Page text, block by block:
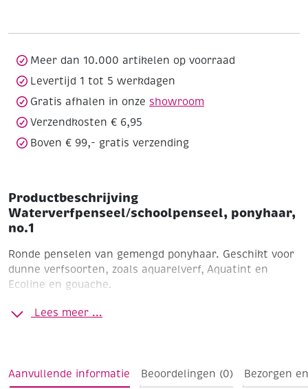
Meer dan 10.000 artikelen op voorraad
Levertijd 1 tot 5 werkdagen
Gratis afhalen in onze showroom
Verzendkosten € 6,95
Boven € 99,- gratis verzending
Productbeschrijving
Waterverfpenseel/schoolpenseel, ponyhaar,
no.1
Ronde penselen van gemengd ponyhaar. Geschikt voor
dunne verfsoorten, zoals aquarelverf, Aquatint en
Ecoline en gouache.
Roodbruin gelakte houten steel
Lees meer ...
Aanvullende informatie Beoordelingen (0) Bezorgen